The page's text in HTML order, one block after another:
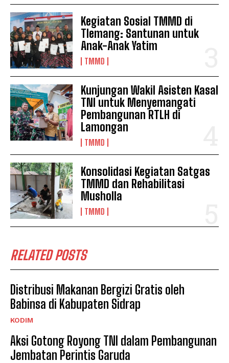
Kegiatan Sosial TMMD di
Tlemang: Santunan untuk
Anak-Anak Yatim
TMMD
Kunjungan Wakil Asisten Kasal
TNI untuk Menyemangati
Pembangunan RTLH di
Lamongan
TMMD
Konsolidasi Kegiatan Satgas
TMMD dan Rehabilitasi
Musholla
TMMD
RELATED POSTS
Distribusi Makanan Bergizi Gratis oleh
Babinsa di Kabupaten Sidrap
KODIM
Aksi Gotong Royong TNI dalam Pembangunan
Jembatan Perintis Garuda